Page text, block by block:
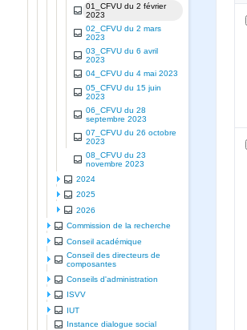
01_CFVU du 2 février
2023
02_CFVU du 2 mars
2023
03_CFVU du 6 avril
2023
04_CFVU du 4 mai 2023
05_CFVU du 15 juin
2023
06_CFVU du 28
septembre 2023
07_CFVU du 26 octobre
2023
08_CFVU du 23
novembre 2023
2024
2025
2026
Commission de la recherche
Conseil académique
Conseil des directeurs de
composantes
Conseils d'administration
ISVV
IUT
Instance dialogue social